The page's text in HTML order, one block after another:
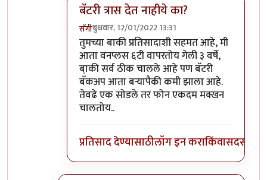
बॅटरी त्रास देत नाहीये का?
सॅगीबुधवार, 12/01/2022 13:31
In reply toमाझ्याकडे वन प्लस फाईव्ह टी
तुमच्या बाकी प्रतिसादाशी सहमत आहे, मी
आता वनप्लस ६टी वापरतोय गेली ३ वर्षे,
बा़की सर्व ठीक चालले आहे पण बॅटरी
बॅकअप आता बर्‍यापैकी कमी झाला आहे.
तेवढे एक सोडले तर फोन एकदम मक्खन
चालतोय..
प्रतिसाद देण्यासाठीलॉग इन कराकिंवासदस्य व्हा